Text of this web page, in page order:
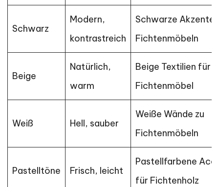
Schwarz
Modern,
kontrastreich
Schwarze Akzente
Fichtenmöbeln
Beige
Natürlich,
warm
Beige Textilien für
Fichtenmöbel
Weiß Hell, sauber
Weiße Wände zu
Fichtenmöbeln
Pastelltöne Frisch, leicht
Pastellfarbene
für Fichtenholz